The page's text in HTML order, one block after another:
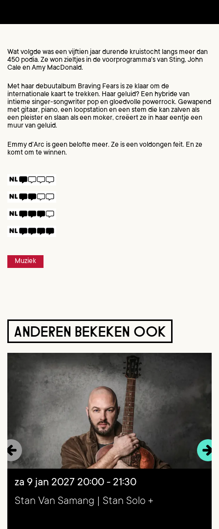
Wat volgde was een vijftien jaar durende kruistocht langs meer dan
450 podia. Ze won zieltjes in de voorprogramma's van Sting, John
Cale en Amy MacDonald.
Met haar debuutalbum Braving Fears is ze klaar om de
internationale kaart te trekken. Haar geluid? Een hybride van
intieme singer-songwriter pop en gloedvolle powerrock. Gewapend
met gitaar, piano, een loopstation en een stem die kan zalven als
een pleister en slaan als een moker, creëert ze in haar eentje een
muur van geluid.
Emmy d’Arc is geen belofte meer. Ze is een voldongen feit. En ze
komt om te winnen.
Muziek
ANDEREN BEKEKEN OOK
Stan Van Samang | Stan Solo +
za 9 jan 2027 20:00 - 21:30